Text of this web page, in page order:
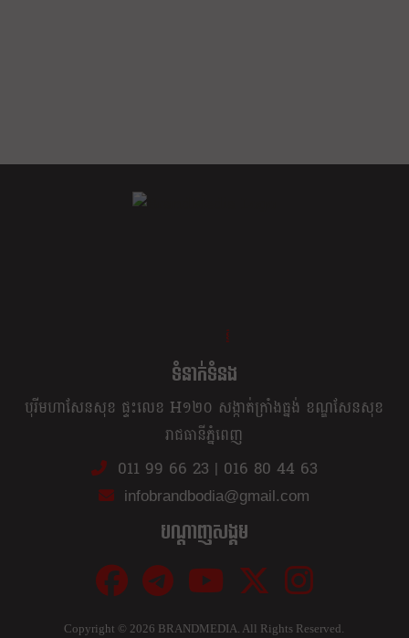
ខ្លឹម ខ្លី រហ័ស
ទំនាក់ទំនង
បុរីមហាសែនសុខ ផ្ទះលេខ H១២០ សង្កាត់ក្រាំងធ្នង់ ខណ្ឌសែនសុខ
រាជធានីភ្នំពេញ
011 99 66 23 | 016 80 44 63
infobrandbodia@gmail.com
បណ្ដាញសង្គម
Copyright ©2026 BRANDMEDIA. All Rights Reserved.